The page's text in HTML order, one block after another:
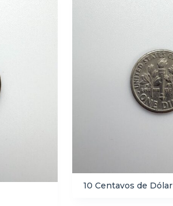
10 Centavos de Dólar